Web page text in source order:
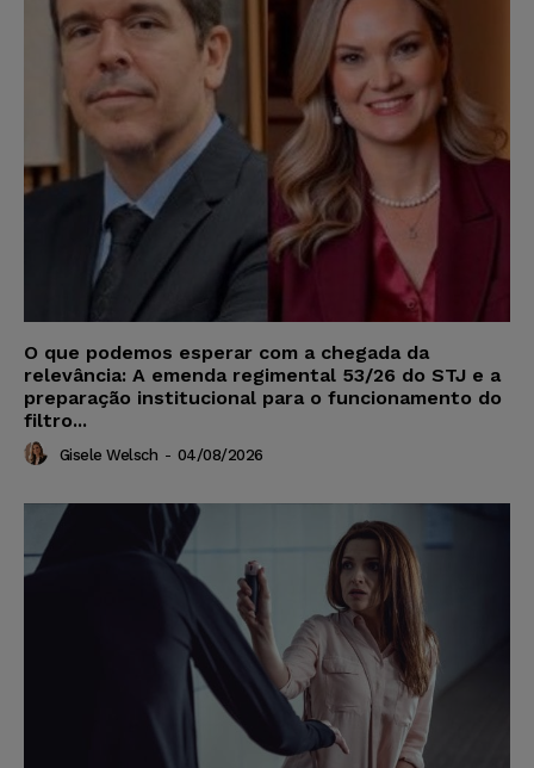
O que podemos esperar com a chegada da
relevância: A emenda regimental 53/26 do STJ e a
preparação institucional para o funcionamento do
filtro...
Gisele Welsch - 04/08/2026